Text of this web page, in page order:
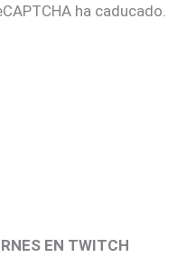
ha caducado.
EN TWITCH